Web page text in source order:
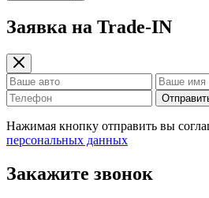
Заявка на Trade-IN
Нажимая кнопку отправить вы
персональных данных
Закажите звонок